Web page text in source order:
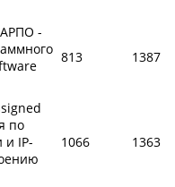
-
813 1387
по
IP-
1066 1363